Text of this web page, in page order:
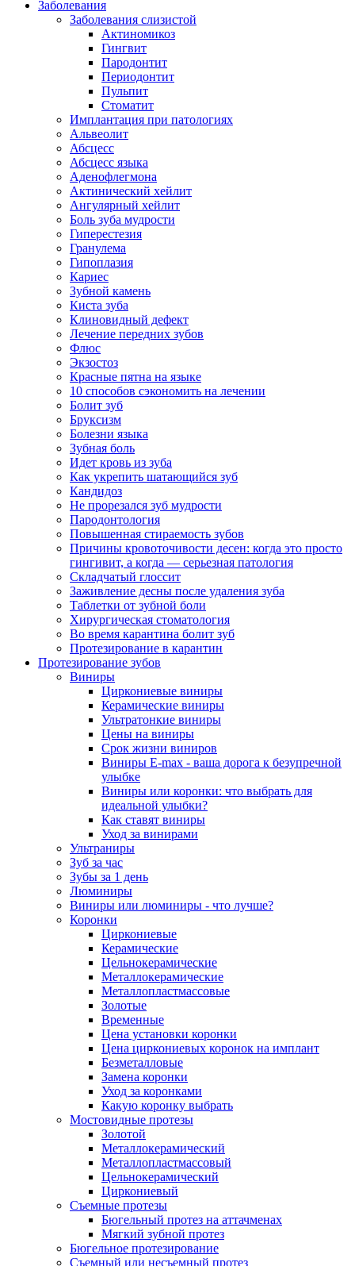
Заболевания
Заболевания слизистой
Актиномикоз
Гингвит
Пародонтит
Периодонтит
Пульпит
Стоматит
Имплантация при патологиях
Альвеолит
Абсцесс
Абсцесс языка
Аденофлегмона
Актинический хейлит
Ангулярный хейлит
Боль зуба мудрости
Гиперестезия
Гранулема
Гипоплазия
Кариес
Зубной камень
Киста зуба
Клиновидный дефект
Лечение передних зубов
Флюс
Экзостоз
Красные пятна на языке
10 способов сэкономить на лечении
Болит зуб
Бруксизм
Болезни языка
Зубная боль
Идет кровь из зуба
Как укрепить шатающийся зуб
Кандидоз
Не прорезался зуб мудрости
Пародонтология
Повышенная стираемость зубов
Причины кровоточивости десен: когда это просто
гингивит, а когда — серьезная патология
Складчатый глоссит
Заживление десны после удаления зуба
Таблетки от зубной боли
Хирургическая стоматология
Во время карантина болит зуб
Протезирование в карантин
Протезирование зубов
Виниры
Циркониевые виниры
Керамические виниры
Ультратонкие виниры
Цены на виниры
Срок жизни виниров
Виниры E-max - ваша дорога к безупречной
улыбке
Виниры или коронки: что выбрать для
идеальной улыбки?
Как ставят виниры
Уход за винирами
Ультраниры
Зуб за час
Зубы за 1 день
Люминиры
Виниры или люминиры - что лучше?
Коронки
Циркониевые
Керамические
Цельнокерамические
Металлокерамические
Металлопластмассовые
Золотые
Временные
Цена установки коронки
Цена циркониевых коронок на имплант
Безметалловые
Замена коронки
Уход за коронками
Какую коронку выбрать
Мостовидные протезы
Золотой
Металлокерамический
Металлопластмассовый
Цельнокерамический
Циркониевый
Съемные протезы
Бюгельный протез на аттачменах
Мягкий зубной протез
Бюгельное протезирование
Съемный или несъемный протез